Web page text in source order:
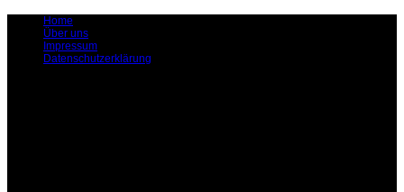
Home
Über uns
Impressum
Datenschutzerklärung